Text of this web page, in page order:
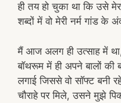
ही तय हो चुका था कि उसे
शब्दों में वो मेरी नर्म गांड के
मैं आज अलग ही उत्साह में था,
बॉथरूम में ही अपने बालों की
लगाई जिससे वो सॉफ्ट बनी
चौराहे पर मिले, उसने मुझे